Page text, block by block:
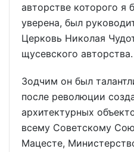
авторстве которого я
уверена, был
Церковь Николая
щусевского авторства.
Зодчим он был
после революции
архитектурных
всему Советскому
Мацесте,